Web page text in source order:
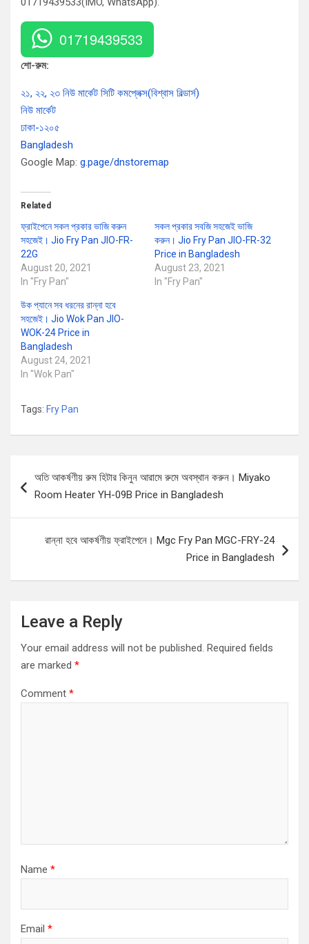
01719439533
শো-রুম:
২১, ২২, ২৩ নিউ মার্কেট সিটি কমপ্লেক্স(বিশ্বাস বিল্ডার্স)
নিউ মার্কেট
ঢাকা-১২০৫
Bangladesh
Google Map: g.page/dnstoremap
Related
ফ্রাইপেনে সকল প্রকার ভাজি করুন
সহজেই। Jio Fry Pan JIO-FR-
22G
August 20, 2021
In "Fry Pan"
সকল প্রকার সবজি সহজেই ভাজি
করুন। Jio Fry Pan JIO-FR-32
Price in Bangladesh
August 23, 2021
In "Fry Pan"
উক প্যানে সব ধরনের রান্না হবে
সহজেই। Jio Wok Pan JIO-
WOK-24 Price in
Bangladesh
August 24, 2021
In "Wok Pan"
Tags: Fry Pan
navigation
অতি আকর্ষণীয় রুম হিটার কিনুন আরামে রুমে অবস্থান করুন। Miyako
Room Heater YH-09B Price in Bangladesh
রান্না হবে আকর্ষণীয় ফ্রাইপেনে। Mgc Fry Pan MGC-FRY-24
Price in Bangladesh
Leave a Reply
Your email address will not be published. Required fields
are marked *
Comment *
Name *
Email *